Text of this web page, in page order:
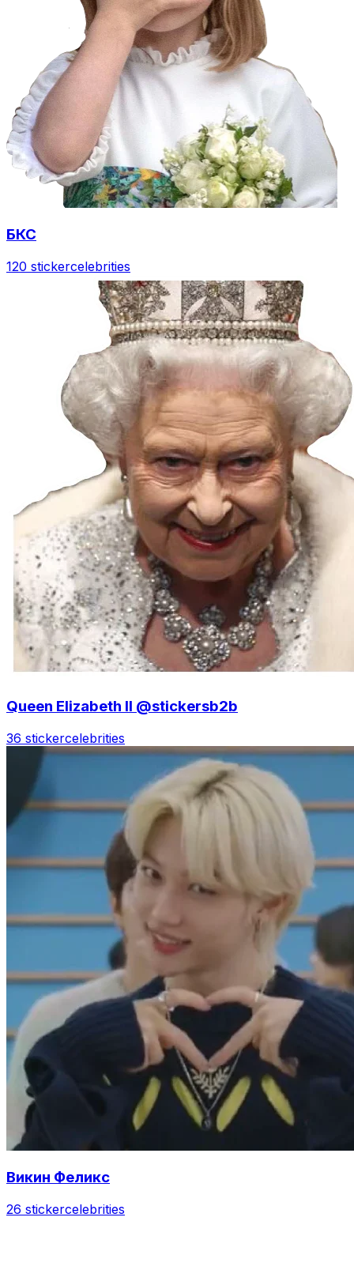
БКС
120 stickercelebrities
Queen Elizabeth II @stickersb2b
36 stickercelebrities
Викин Феликс
26 stickercelebrities